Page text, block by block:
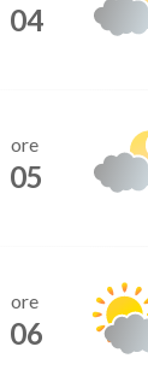
04
ore
05
ore
06